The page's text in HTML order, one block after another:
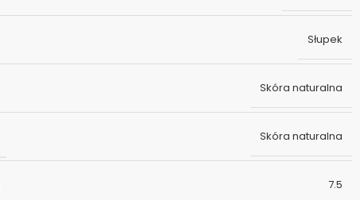
Słupek
Skóra naturalna
Skóra naturalna
7.5